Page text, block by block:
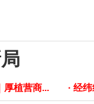
厚植营商... · 经